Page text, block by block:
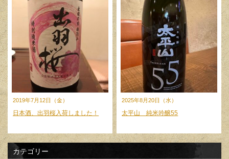
2019年7月12日（金）
日本酒、出羽桜入荷しました！
2025年8月20日（水）
太平山 純米吟醸55
カテゴリー